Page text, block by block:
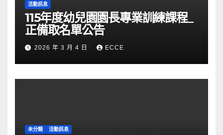
活動訊息
115年度幼兒園園長專業訓練課程_
正備取名單公告
2026 年 3 月 4 日 ECCE
未分類 活動訊息